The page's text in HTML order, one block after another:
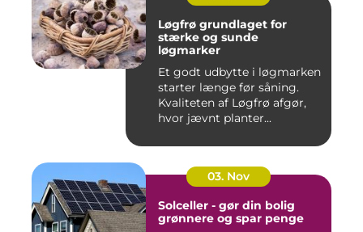
Løgfrø grundlaget for
stærke og sunde
løgmarker
Et godt udbytte i løgmarken
starter længe før såning.
Kvaliteten af Løgfrø afgør,
hvor jævnt planter...
03. Nov
Solceller - gør din bolig
grønnere og spar penge